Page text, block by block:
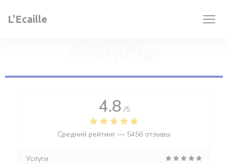
L'Ecaille
4.8 /5
Средний рейтинг — 5456 отзывы
Услуги